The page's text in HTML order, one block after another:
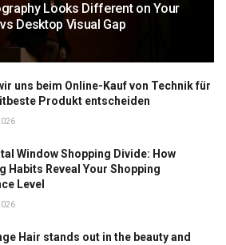
Looks Different on Your
Desktop Visual Gap
uns beim Online-Kauf von Technik für
Produkt entscheiden
Window Shopping Divide: How
Habits Reveal Your Shopping
Level
Hair stands out in the beauty and